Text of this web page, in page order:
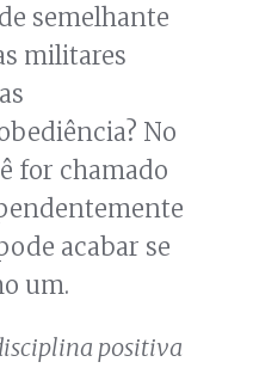
semelhante
militares
No
for chamado
acabar se
um.
positiva